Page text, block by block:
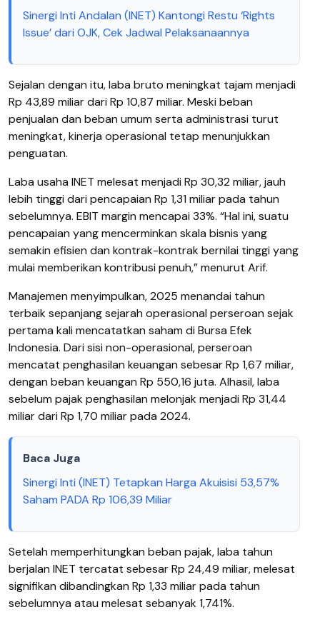
Sinergi Inti Andalan (INET) Kantongi Restu ‘Rights
Issue’ dari OJK, Cek Jadwal Pelaksanaannya
Sejalan dengan itu, laba bruto meningkat tajam menjadi
Rp 43,89 miliar dari Rp 10,87 miliar. Meski beban
penjualan dan beban umum serta administrasi turut
meningkat, kinerja operasional tetap menunjukkan
penguatan.
Laba usaha INET melesat menjadi Rp 30,32 miliar, jauh
lebih tinggi dari pencapaian Rp 1,31 miliar pada tahun
sebelumnya. EBIT margin mencapai 33%. “Hal ini, suatu
pencapaian yang mencerminkan skala bisnis yang
semakin efisien dan kontrak-kontrak bernilai tinggi yang
mulai memberikan kontribusi penuh,” menurut Arif.
Manajemen menyimpulkan, 2025 menandai tahun
terbaik sepanjang sejarah operasional perseroan sejak
pertama kali mencatatkan saham di Bursa Efek
Indonesia. Dari sisi non-operasional, perseroan
mencatat penghasilan keuangan sebesar Rp 1,67 miliar,
dengan beban keuangan Rp 550,16 juta. Alhasil, laba
sebelum pajak penghasilan melonjak menjadi Rp 31,44
miliar dari Rp 1,70 miliar pada 2024.
Baca Juga
Sinergi Inti (INET) Tetapkan Harga Akuisisi 53,57%
Saham PADA Rp 106,39 Miliar
Setelah memperhitungkan beban pajak, laba tahun
berjalan INET tercatat sebesar Rp 24,49 miliar, melesat
signifikan dibandingkan Rp 1,33 miliar pada tahun
sebelumnya atau melesat sebanyak 1,741%.